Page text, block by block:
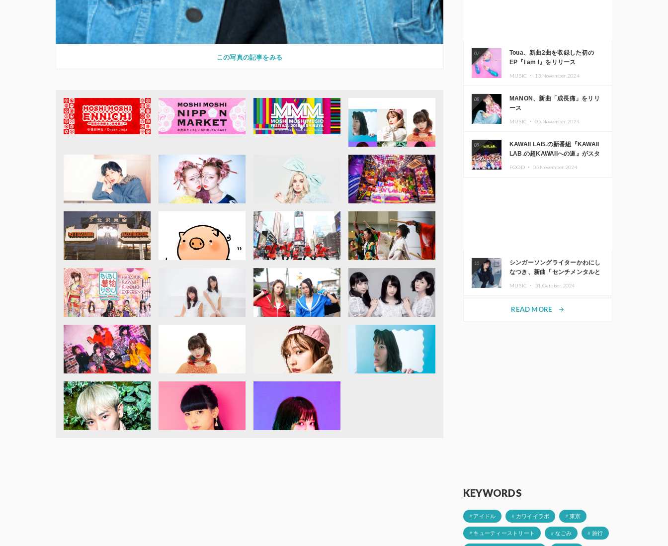
この写真の記事をみる
07
Toua、新曲2曲を収録した初の
EP『I am I』をリリース
MUSIC ・ 13.November.2024
08
MANON、新曲「成長痛」をリリ
ース
MUSIC ・ 05.November.2024
09
KAWAII LAB.の新番組『KAWAII
LAB.の超KAWAIIへの道』がスタ
FOOD ・ 05.November.2024
10
シンガーソングライターかわにし
なつき、新曲「センチメンタルと
MUSIC ・ 31.October.2024
READ MORE arrow_forward
KEYWORDS
# アイドル # カワイイラボ # 東京
# キューティーストリート # なごみ # 旅行